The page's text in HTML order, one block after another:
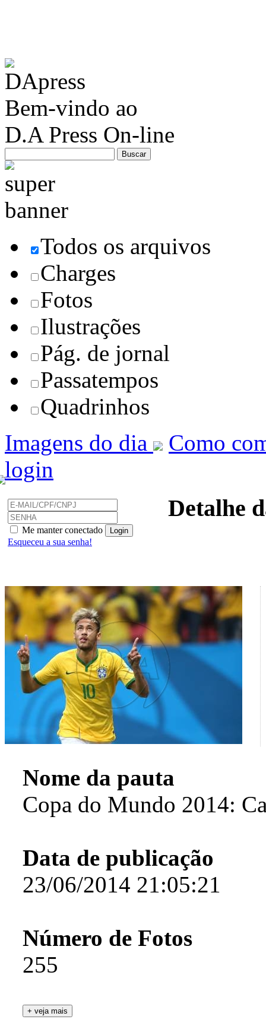
Bem-vindo ao
D.A Press On-line
Todos os arquivos
Charges
Fotos
Ilustrações
Pág. de jornal
Passatempos
Quadrinhos
Imagens do dia
Como
login
Me manter conectado
Esqueceu a sua senha!
Detalhe
Nome da pauta
Copa do Mundo 2014:
Data de publicação
23/06/2014 21:05:21
Número de Fotos
255